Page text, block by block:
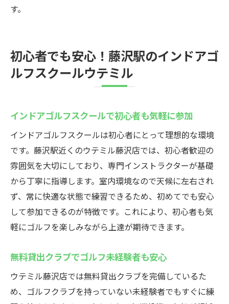
す。
初心者でも安心！藤沢駅のインドアゴ
ルフスクールウテミル
インドアゴルフスクールで初心者も気軽に参加
インドアゴルフスクールは初心者にとって理想的な環境
です。藤沢駅近くのウテミル藤沢店では、初心者歓迎の
雰囲気を大切にしており、専門インストラクターが基礎
から丁寧に指導します。室内環境なので天候に左右され
ず、常に快適な状態で練習できるため、初めてでも安心
して参加できるのが特徴です。これにより、初心者も気
軽にゴルフを楽しみながら上達が期待できます。
無料貸出クラブでゴルフ未経験者も安心
ウテミル藤沢店では無料貸出クラブを完備しているた
め、ゴルフクラブを持っていない未経験者でもすぐに練